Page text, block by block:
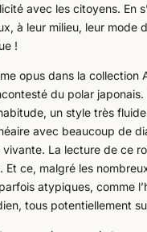
avec les citoyens. En
à leur milieu, leur mode
!
opus dans la collection
du polar
un style très
avec beaucoup de
La lecture de ce
Et ce, malgré les
atypiques, comme
tous potentiellement